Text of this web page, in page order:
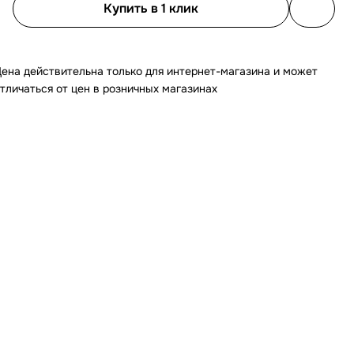
Купить в 1 клик
действительна только для интернет-магазина и может
от цен в розничных магазинах